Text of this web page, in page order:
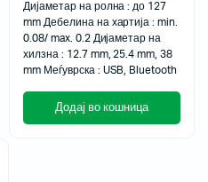
Дијаметар на ролна : до 127
mm Дебелина на хартија : min.
0.08/ max. 0.2 Дијаметар на
хилзна : 12.7 mm, 25.4 mm, 38
mm Меѓуврска : USB, Bluetooth
Додај во кошница